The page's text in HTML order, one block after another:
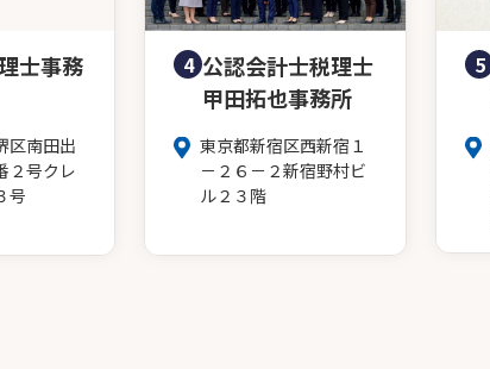
士事務
区南田出
２号クレ
号
4 公認会計士税理士
甲田拓也事務所
東京都新宿区西新宿１
－２６－２新宿野村ビ
ル２３階
5